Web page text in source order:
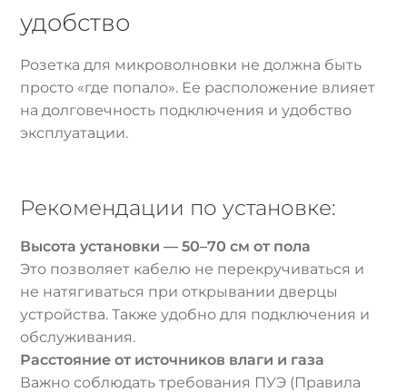
удобство
Розетка для микроволновки не должна быть
просто «где попало». Ее расположение влияет
на долговечность подключения и удобство
эксплуатации.
Рекомендации по установке:
Высота установки — 50–70 см от пола
Это позволяет кабелю не перекручиваться и
не натягиваться при открывании дверцы
устройства. Также удобно для подключения и
обслуживания.
Расстояние от источников влаги и газа
Важно соблюдать требования ПУЭ (Правила